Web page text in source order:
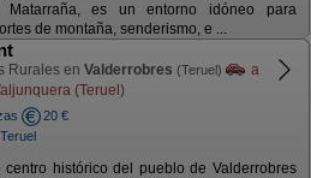
Matarraña, es un entorno idóneo para
de montaña, senderismo, e ...
Rurales en Valderrobres (Teruel)
a
(Teruel)
20 €
centro histórico del pueblo de Valderrobres